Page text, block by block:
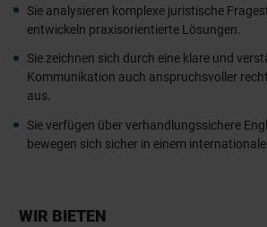
Sie analysieren komplexe juristische
entwickeln praxisorientierte Lösungen.
Sie zeichnen sich durch eine klare und
Kommunikation auch anspruchsvoller
aus.
Sie verfügen über verhandlungssichere
bewegen sich sicher in einem
WIR BIETEN